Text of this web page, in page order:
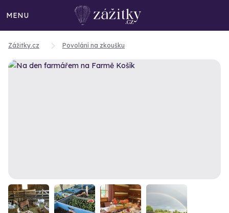
MENU
Zážitky.cz Povolání na zkoušku